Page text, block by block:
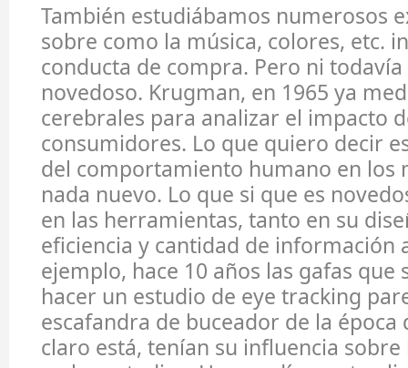
También estudiábamos numerosos
sobre como la música, colores, etc.
conducta de compra. Pero ni
novedoso. Krugman, en 1965 ya
cerebrales para analizar el impacto
consumidores. Lo que quiero decir
del comportamiento humano en los
nada nuevo. Lo que si que es
en las herramientas, tanto en su
eficiencia y cantidad de información
ejemplo, hace 10 años las gafas que
hacer un estudio de eye tracking
escafandra de buceador de la época
claro está, tenían su influencia